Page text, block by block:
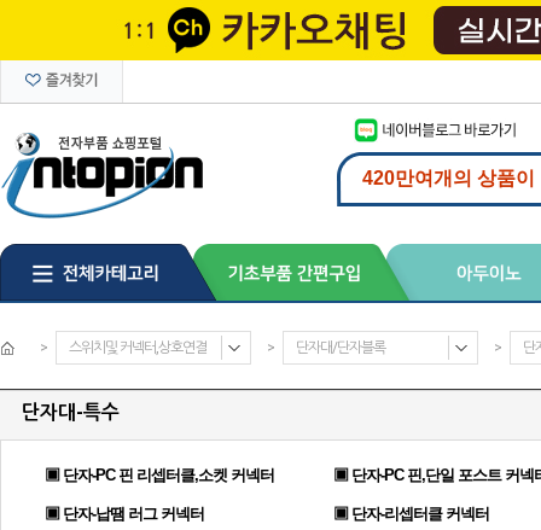
> 스위치및 커넥터,상호연결 > 단자대/단자블록 > 단
단자대-특수
▣ 단자-PC 핀 리셉터클,소켓 커넥터 ▣ 단자-PC 핀,단일 포스트 커넥
▣ 단자-납땜 러그 커넥터 ▣ 단자-리셉터클 커넥터